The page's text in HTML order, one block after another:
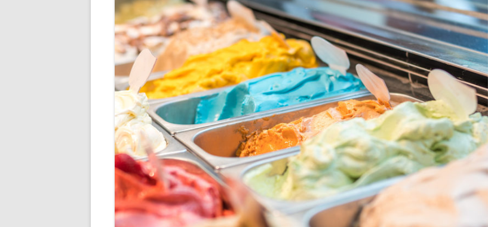
MONTADORAS DE NATA
PALOMITERAS / POP-CORN
PASTEURIZADORAS
PASTO-MANTECADORAS
VITRINAS DE HELADOS